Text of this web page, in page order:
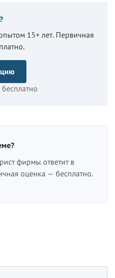
15+ лет. Первичная
фирмы ответит в
оценка — бесплатно.